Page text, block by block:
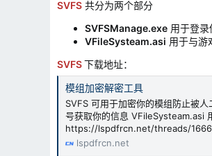
SVFS 共分为两个部分
SVFSManage.exe 用于登
VFileSysteam.asi 用于与游
SVFS下载地址：
模组加密解密工具
SVFS 可用于加密你的模组防止被
号获取你的信息 VFileSysteam.asi
https://lspdfrcn.net/threads/
lspdfrcn.net